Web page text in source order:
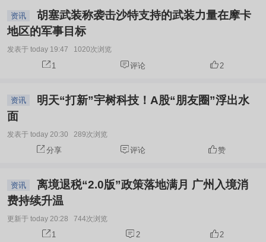
资讯
胡塞武装称袭击沙特支持的武装力量在摩卡
地区的军事目标
发表于 today 19:47 1020次浏览
1 评论 2
资讯
面
发表于 today 20:30 289次浏览
分享 评论 赞
资讯
离境退税“2.0版”政策落地满月 广州入境消
费持续升温
更新于 today 20:28 744次浏览
1 2 2